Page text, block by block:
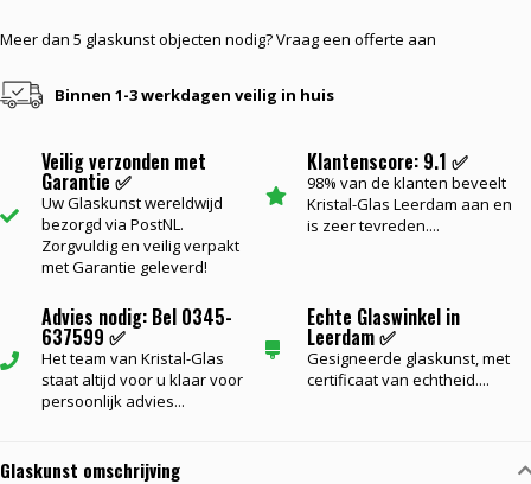
Meer dan 5 glaskunst objecten nodig? Vraag een offerte aan
Binnen 1-3 werkdagen veilig in huis
Veilig verzonden met
Garantie ✅
Uw Glaskunst wereldwijd
bezorgd via PostNL.
Zorgvuldig en veilig verpakt
met Garantie geleverd!
Klantenscore: 9.1 ✅
98% van de klanten beveelt
Kristal-Glas Leerdam aan en
is zeer tevreden....
Advies nodig: Bel 0345-
637599 ✅
Het team van Kristal-Glas
staat altijd voor u klaar voor
persoonlijk advies...
Echte Glaswinkel in
Leerdam ✅
Gesigneerde glaskunst, met
certificaat van echtheid....
Glaskunst omschrijving